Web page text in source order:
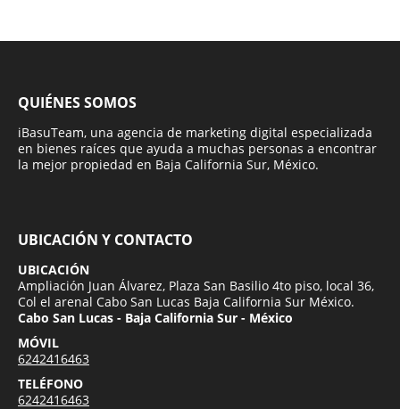
QUIÉNES SOMOS
iBasuTeam, una agencia de marketing digital especializada
en bienes raíces que ayuda a muchas personas a encontrar
la mejor propiedad en Baja California Sur, México.
UBICACIÓN Y CONTACTO
UBICACIÓN
Ampliación Juan Álvarez, Plaza San Basilio 4to piso, local 36,
Col el arenal Cabo San Lucas Baja California Sur México.
Cabo San Lucas - Baja California Sur - México
MÓVIL
6242416463
TELÉFONO
6242416463